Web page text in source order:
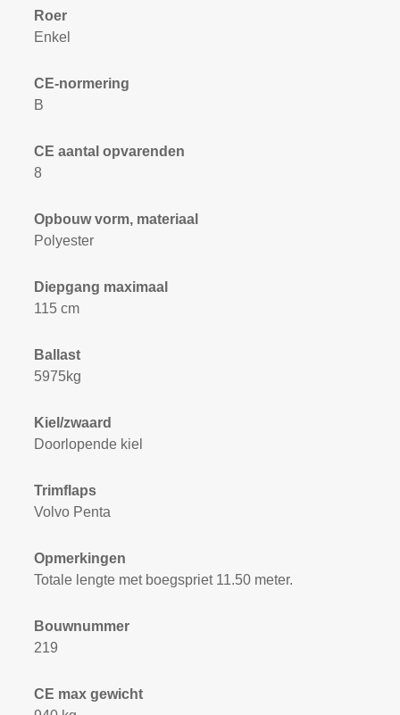
Roer
Enkel
CE-normering
B
CE aantal opvarenden
8
Opbouw vorm, materiaal
Polyester
Diepgang maximaal
115 cm
Ballast
5975kg
Kiel/zwaard
Doorlopende kiel
Trimflaps
Volvo Penta
Opmerkingen
Totale lengte met boegspriet 11.50 meter.
Bouwnummer
219
CE max gewicht